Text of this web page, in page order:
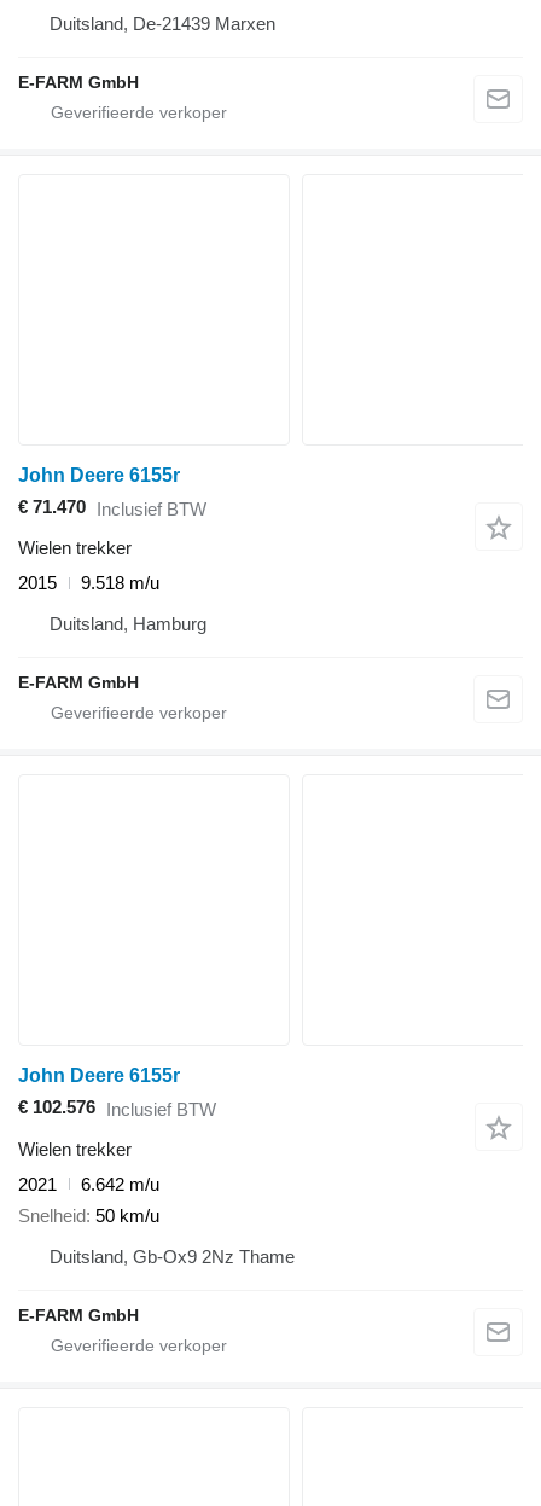
Duitsland, De-21439 Marxen
E-FARM GmbH
John Deere 6155r
€ 71.470 Inclusief BTW
Wielen trekker
2015
9.518 m/u
Duitsland, Hamburg
E-FARM GmbH
John Deere 6155r
€ 102.576 Inclusief BTW
Wielen trekker
2021
6.642 m/u
Snelheid 50 km/u
Duitsland, Gb-Ox9 2Nz Thame
E-FARM GmbH